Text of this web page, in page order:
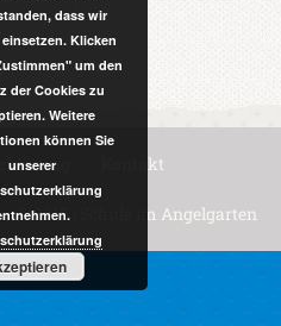
Kontakt
© 2016 | Schule im Angelgarten
dass wir
Klicken
um den
der Cookies zu
Weitere
können Sie
unserer